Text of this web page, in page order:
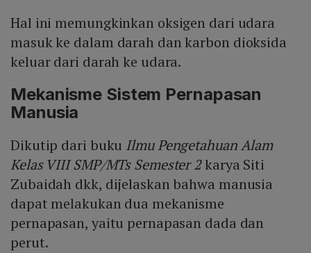
Hal ini memungkinkan oksigen dari udara
masuk ke dalam darah dan karbon dioksida
keluar dari darah ke udara.
Mekanisme Sistem Pernapasan
Manusia
Dikutip dari buku Ilmu Pengetahuan Alam
Kelas VIII SMP/MTs Semester 2karya Siti
Zubaidah dkk, dijelaskan bahwa manusia
dapat melakukan dua mekanisme
pernapasan, yaitu pernapasan dada dan
perut.